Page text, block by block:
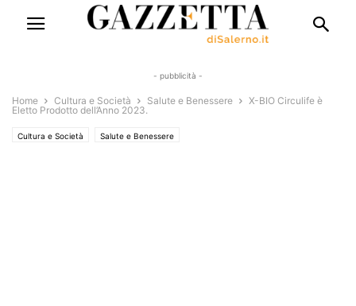
- pubblicità -
Home Cultura e Società Salute e Benessere
X-BIO Circulife è
Eletto Prodotto dell’Anno 2023.
Cultura e Società Salute e Benessere